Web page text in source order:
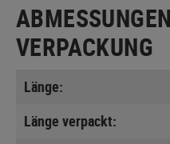
VERPACKUNG
Länge:
Länge verpackt: